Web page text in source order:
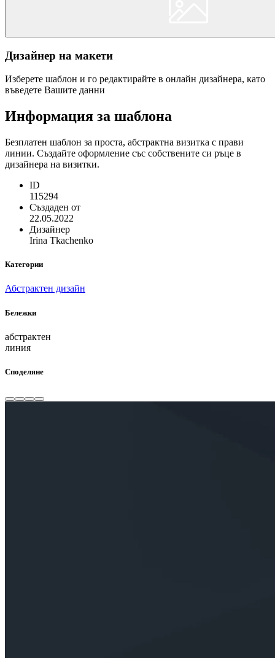
Дизайнер на макети
Изберете шаблон и го редактирайте в онлайн дизайнера, като
въведете Вашите данни
Информация за шаблона
Безплатен шаблон за проста, абстрактна визитка с прави
линии. Създайте оформление със собствените си ръце в
дизайнера на визитки.
ID
115294
Създаден от
22.05.2022
Дизайнер
Irina Tkachenko
Категории
Абстрактен дизайн
Бележки
абстрактен
линия
Споделяне